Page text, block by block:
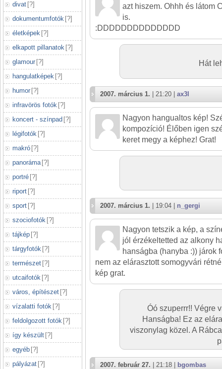
divat [?]
dokumentumfotók [?]
életképek [?]
elkapott pillanatok [?]
glamour [?]
hangulatképek [?]
humor [?]
infravörös fotók [?]
koncert - színpad [?]
légifotók [?]
makró [?]
panoráma [?]
portré [?]
riport [?]
sport [?]
szociofotók [?]
tájkép [?]
tárgyfotók [?]
természet [?]
utcaifotók [?]
város, építészet [?]
vízalatti fotók [?]
feldolgozott fotók [?]
így készült [?]
egyéb [?]
pályázat [?]
azt hiszem. Ohhh és látom
is.
:DDDDDDDDDDDDDD
Hát
2007. március 1. | 21:20 | ax3l
Nagyon hangualtos kép!
kompozíció! Élőben igen
keret megy a képhez! Grat!
2007. március 1. | 19:04 | n_gergi
Nagyon tetszik a kép, a
jól érzékeltetted az alkony
hanságba (hanyba :)) járok
nem az elárasztott somogyvári
kép grat.
Óó szuperrr!! Végre
Hanságba! Ez az
viszonylag közel. A
2007. február 27. | 21:18 | bgombas